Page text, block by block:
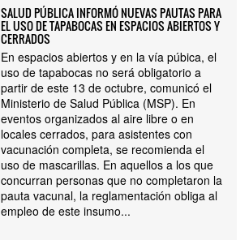
SALUD PÚBLICA INFORMÓ NUEVAS PAUTAS PARA
EL USO DE TAPABOCAS EN ESPACIOS ABIERTOS Y
CERRADOS
En espacios abiertos y en la vía púbica, el
uso de tapabocas no será obligatorio a
partir de este 13 de octubre, comunicó el
Ministerio de Salud Pública (MSP). En
eventos organizados al aire libre o en
locales cerrados, para asistentes con
vacunación completa, se recomienda el
uso de mascarillas. En aquellos a los que
concurran personas que no completaron la
pauta vacunal, la reglamentación obliga al
empleo de este insumo...